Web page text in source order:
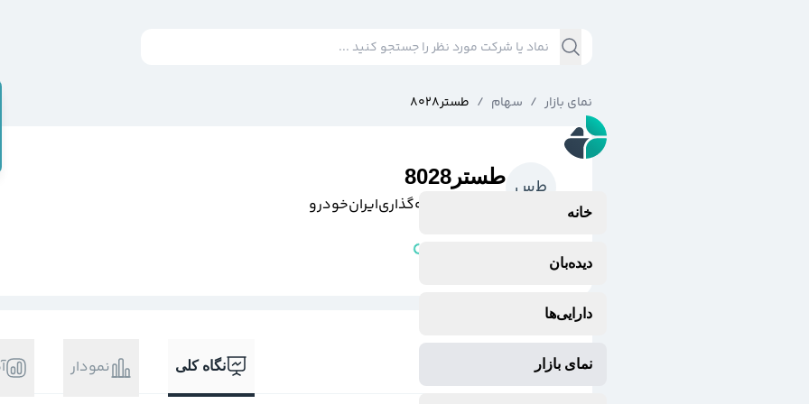
خانه
دیده‌بان
دارایی‌ها
نمای بازار
نمای بازار / سهام / طستر8028
طس طستر8028
گسترش‌سرمايه‌گذاري‌ايران‌خودرو
نگاه کلی نمودار